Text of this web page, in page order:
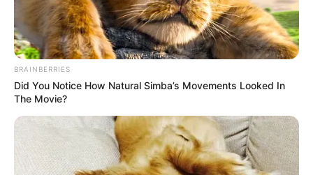
BRAINBERRIES
Did You Notice How Natural Simba’s Movements Looked In
The Movie?